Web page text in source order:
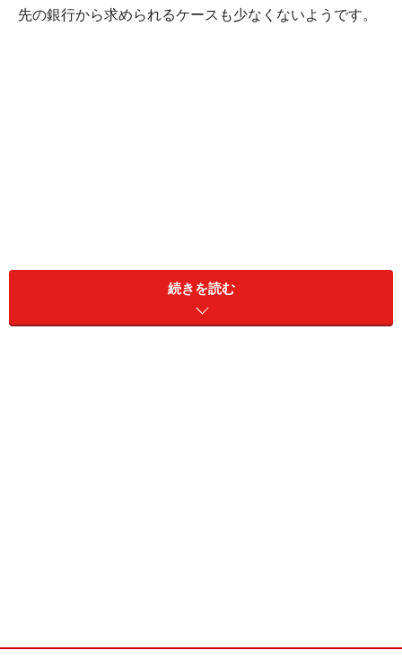
先の銀行から求められるケースも少なくないようです。
は大きくなる
続きを読む